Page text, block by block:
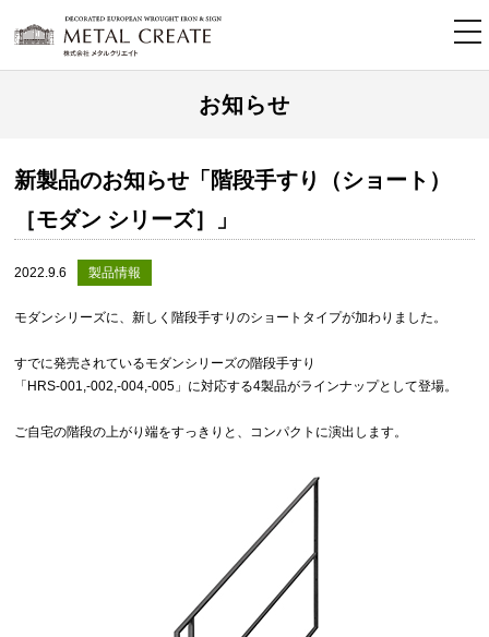
お知らせ
新製品のお知らせ「階段手すり（ショート）
［モダン シリーズ］」
2022.9.6 製品情報
モダンシリーズに、新しく階段手すりのショートタイプが加わりました。
すでに発売されているモダンシリーズの階段手すり
「HRS-001,-002,-004,-005」に対応する4製品がラインナップとして登場。
ご自宅の階段の上がり端をすっきりと、コンパクトに演出します。